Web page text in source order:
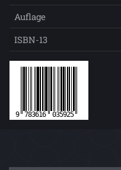
Auflage
ISBN-13